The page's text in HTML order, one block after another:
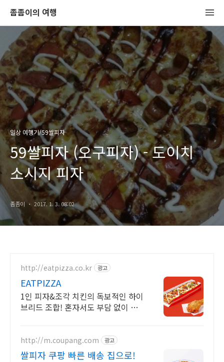
좀좀이의 여행
일상 여행기/59쌀피자
59쌀피자 (오구피자) - 도이치
소시지 피자
좀좀이 2017. 1. 3. 08:02
http://eatpizza.co.kr 광고
EATPIZZA
1인 피자&조각 치킨의 독보적인 하이
브리드 조합! 혼자서도 부담 없이 즐
http://m.coupang.com 광고
쌀피자 쿠팡 빠른 배송 집으로!